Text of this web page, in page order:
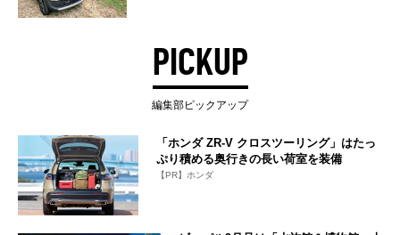
PICKUP
編集部ピックアップ
「ホンダ ZR-V クロスツーリング」はたっ
ぷり積める奥行きの長い荷室を装備
【PR】ホンダ